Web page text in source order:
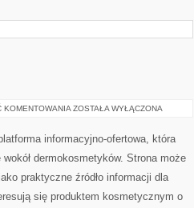
KOMENTOWANIA KOSMETYKI
ZOSTAŁA WYŁĄCZONA
informacyjno-ofertowa, która
wokół dermokosmetyków. Strona może
praktyczne źródło informacji dla
się produktem kosmetycznym o